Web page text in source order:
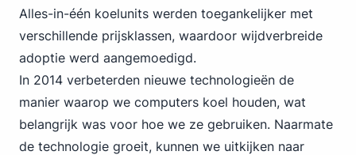
Alles-in-één koelunits werden toegankelijker met
verschillende prijsklassen, waardoor wijdverbreide
adoptie werd aangemoedigd.
In 2014 verbeterden nieuwe technologieën de
manier waarop we computers koel houden, wat
belangrijk was voor hoe we ze gebruiken. Naarmate
de technologie groeit, kunnen we uitkijken naar